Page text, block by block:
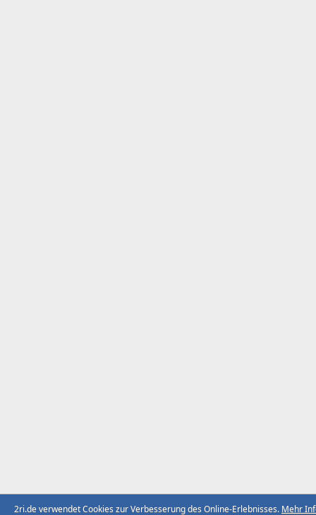
2ri.de verwendet Cookies zur Verbesserung des Online-Erlebnisses. Mehr